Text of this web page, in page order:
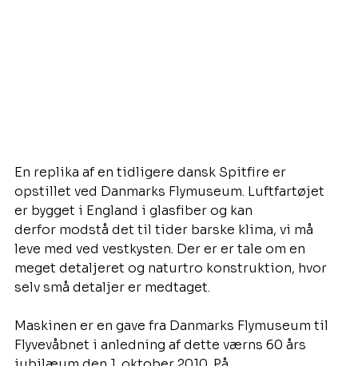
En replika af en tidligere dansk Spitfire er
opstillet ved Danmarks Flymuseum. Luftfartøjet
er bygget i England i glasfiber og kan
derfor modstå det til tider barske klima, vi må
leve med ved vestkysten. Der er er tale om en
meget detaljeret og naturtro konstruktion, hvor
selv små detaljer er medtaget.
Maskinen er en gave fra Danmarks Flymuseum til
Flyvevåbnet i anledning af dette værns 60 års